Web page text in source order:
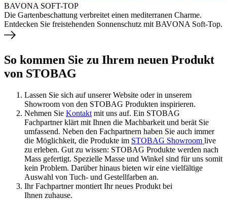
BAVONA SOFT-TOP
Die Gartenbeschattung verbreitet einen mediterranen Charme.
Entdecken Sie freistehenden Sonnenschutz mit BAVONA Soft-Top.
So kommen Sie zu Ihrem neuen Produkt
von STOBAG
Lassen Sie sich auf unserer Website oder in unserem
Showroom von den STOBAG Produkten inspirieren.
Nehmen Sie Kontakt mit uns auf. Ein STOBAG
Fachpartner klärt mit Ihnen die Machbarkeit und berät Sie
umfassend. Neben den Fachpartnern haben Sie auch immer
die Möglichkeit, die Produkte im STOBAG Showroom live
zu erleben. Gut zu wissen: STOBAG Produkte werden nach
Mass gefertigt. Spezielle Masse und Winkel sind für uns somit
kein Problem. Darüber hinaus bieten wir eine vielfältige
Auswahl von Tuch- und Gestellfarben an.
Ihr Fachpartner montiert Ihr neues Produkt bei
Ihnen zuhause.